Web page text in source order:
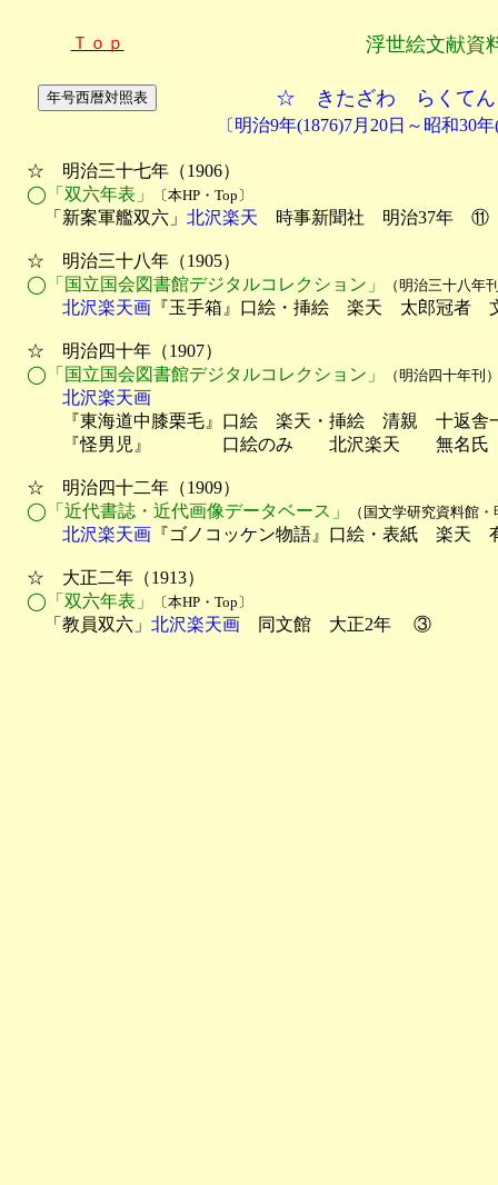
Ｔｏｐ 浮世絵文献資
☆ きたざわ らくて
〔明治9年(1876)7月20日～昭和30
☆　明治三十七年（1906）
◯「双六年表」
〔本HP・Top〕
「新案軍艦双六」 北沢楽天 時事新聞社　明治37年　⑪
☆　明治三十八年（1905）
◯「国立国会図書館デジタルコレクション」
（明治三十八年
北沢楽天画 『玉手箱』口絵・挿絵　楽天　太郎冠者　
☆　明治四十年（1907）
◯「国立国会図書館デジタルコレクション」
（明治四十年刊
北沢楽天画
『東海道中膝栗毛』口絵　楽天・挿絵　清親　十返舎
『怪男児』　　　　口絵のみ　　北沢楽天　　無名氏
☆　明治四十二年（1909）
◯「近代書誌・近代画像データベース」
（国文学研究資料館
北沢楽天画 『ゴノコッケン物語』口絵・表紙　楽天
☆　大正二年（1913）
◯「双六年表」
〔本HP・Top〕
「教員双六」 北沢楽天画